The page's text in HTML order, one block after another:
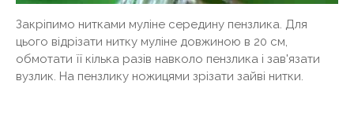
Закріпимо нитками муліне середину пензлика. Для
цього відрізати нитку муліне довжиною в 20 см,
обмотати її кілька разів навколо пензлика і зав'язати
вузлик. На пензлику ножицями зрізати зайві нитки.